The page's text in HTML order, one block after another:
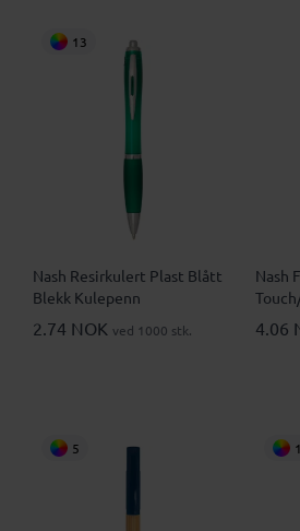
13
Nash Resirkulert Plast Blått
Blekk Kulepenn
2.74 NOK ved 1000 stk.
Nash
4.06
5